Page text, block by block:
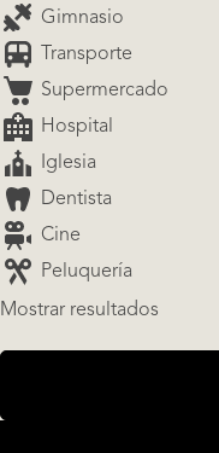
Gimnasio
Transporte
Supermercado
Hospital
Iglesia
Dentista
Cine
Peluquería
Mostrar resultados